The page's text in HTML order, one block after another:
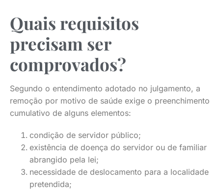
Quais requisitos
precisam ser
comprovados?
Segundo o entendimento adotado no julgamento, a
remoção por motivo de saúde exige o preenchimento
cumulativo de alguns elementos:
condição de servidor público;
existência de doença do servidor ou de familiar
abrangido pela lei;
necessidade de deslocamento para a localidade
pretendida;